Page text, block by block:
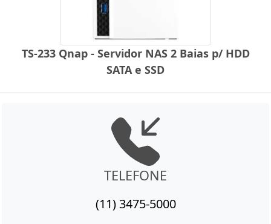
TS-233 Qnap - Servidor NAS 2 Baias p/ HDD
SATA e SSD
TELEFONE
(11) 3475-5000